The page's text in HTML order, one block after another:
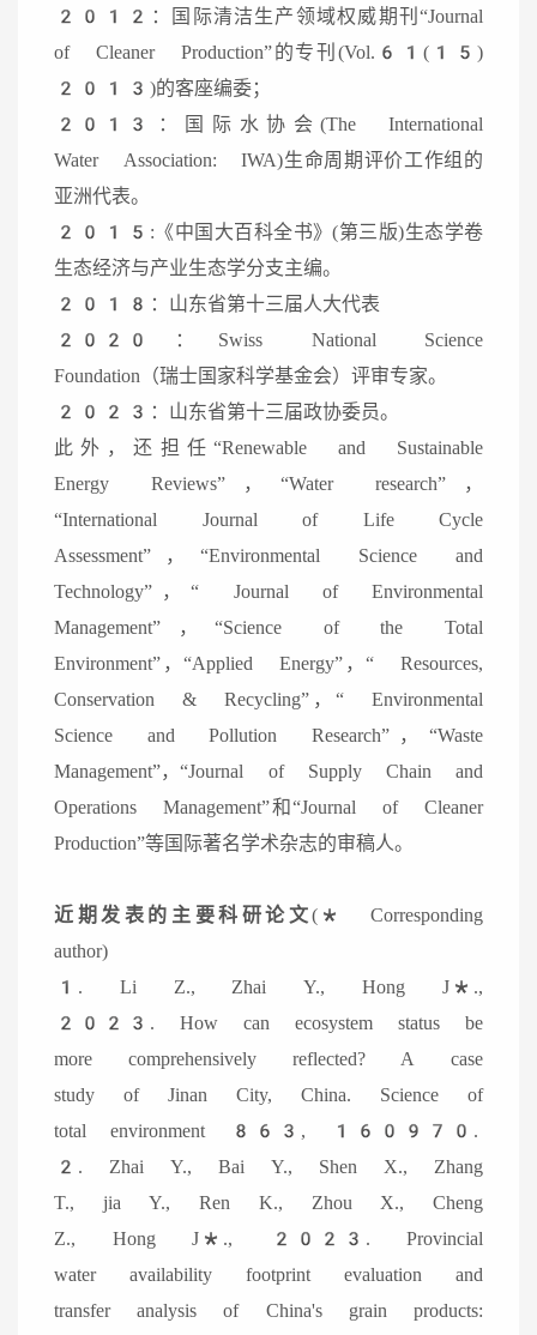
2012：国际清洁生产领域权威期刊“Journal
of Cleaner Production”的专刊(Vol.61(15)
2013)的客座编委；
2013：国际水协会(The International
Water Association: IWA)生命周期评价工作组的
亚洲代表。
2015:《中国大百科全书》(第三版)生态学卷
生态经济与产业生态学分支主编。
2018：山东省第十三届人大代表
2020：Swiss National Science
Foundation（瑞士国家科学基金会）评审专家。
2023：山东省第十三届政协委员。
此外，还担任“Renewable and Sustainable
Energy Reviews”，“Water research”，
“International Journal of Life Cycle
Assessment”，“Environmental Science and
Technology”，“ Journal of Environmental
Management”，“Science of the Total
Environment”，“Applied Energy”，“ Resources,
Conservation & Recycling”，“ Environmental
Science and Pollution Research”，“Waste
Management”，“Journal of Supply Chain and
Operations Management”和“Journal of Cleaner
Production”等国际著名学术杂志的审稿人。
近期发表的主要科研论文(* Corresponding
author)
1. Li Z., Zhai Y., Hong J*.,
2023. How can ecosystem status be
more comprehensively reflected? A case
study of Jinan City, China. Science of
total environment 863, 160970.
2. Zhai Y., Bai Y., Shen X., Zhang
T., jia Y., Ren K., Zhou X., Cheng
Z., Hong J*., 2023. Provincial
water availability footprint evaluation and
transfer analysis of China's grain products: